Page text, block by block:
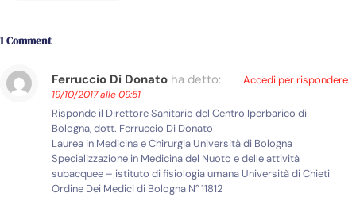
1 Comment
Ferruccio Di Donato ha detto:
19/10/2017 alle 09:51
Risponde il Direttore Sanitario del Centro Iperbarico di
Bologna, dott. Ferruccio Di Donato
Laurea in Medicina e Chirurgia Università di Bologna
Specializzazione in Medicina del Nuoto e delle attività
subacquee – istituto di fisiologia umana Università di Chieti
Ordine Dei Medici di Bologna N° 11812
Accedi per rispondere